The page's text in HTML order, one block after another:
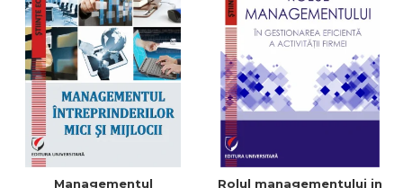
Managementul
Rolul managementului in